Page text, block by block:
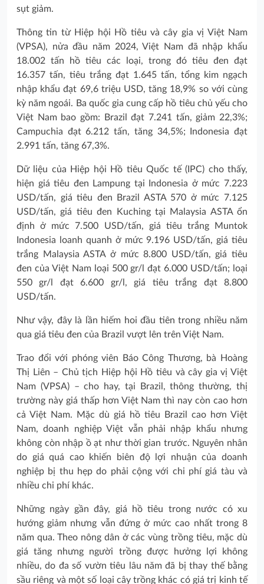
sụt giảm.
Thông tin từ Hiệp hội Hồ tiêu và cây gia vị Việt Nam
(VPSA), nửa đầu năm 2024, Việt Nam đã nhập khẩu
18.002 tấn hồ tiêu các loại, trong đó tiêu đen đạt
16.357 tấn, tiêu trắng đạt 1.645 tấn, tổng kim ngạch
nhập khẩu đạt 69,6 triệu USD, tăng 18,9% so với cùng
kỳ năm ngoái. Ba quốc gia cung cấp hồ tiêu chủ yếu cho
Việt Nam bao gồm: Brazil đạt 7.241 tấn, giảm 22,3%;
Campuchia đạt 6.212 tấn, tăng 34,5%; Indonesia đạt
2.991 tấn, tăng 67,3%.
Dữ liệu của Hiệp hội Hồ tiêu Quốc tế (IPC) cho thấy,
hiện giá tiêu đen Lampung tại Indonesia ở mức 7.223
USD/tấn, giá tiêu đen Brazil ASTA 570 ở mức 7.125
USD/tấn, giá tiêu đen Kuching tại Malaysia ASTA ổn
định ở mức 7.500 USD/tấn, giá tiêu trắng Muntok
Indonesia loanh quanh ở mức 9.196 USD/tấn, giá tiêu
trắng Malaysia ASTA ở mức 8.800 USD/tấn, giá tiêu
đen của Việt Nam loại 500 gr/l đạt 6.000 USD/tấn; loại
550 gr/l đạt 6.600 gr/l, giá tiêu trắng đạt 8.800
USD/tấn.
Như vậy, đây là lần hiếm hoi đầu tiên trong nhiều năm
qua giá tiêu đen của Brazil vượt lên trên Việt Nam.
Trao đổi với phóng viên Báo Công Thương, bà Hoàng
Thị Liên – Chủ tịch Hiệp hội Hồ tiêu và cây gia vị Việt
Nam (VPSA) – cho hay, tại Brazil, thông thường, thị
trường này giá thấp hơn Việt Nam thì nay còn cao hơn
cả Việt Nam. Mặc dù giá hồ tiêu Brazil cao hơn Việt
Nam, doanh nghiệp Việt vẫn phải nhập khẩu nhưng
không còn nhập ồ ạt như thời gian trước. Nguyên nhân
do giá quá cao khiến biên độ lợi nhuận của doanh
nghiệp bị thu hẹp do phải cộng với chi phí giá tàu và
nhiều chi phí khác.
Những ngày gần đây, giá hồ tiêu trong nước có xu
hướng giảm nhưng vẫn đứng ở mức cao nhất trong 8
năm qua. Theo nông dân ở các vùng trồng tiêu, mặc dù
giá tăng nhưng người trồng được hưởng lợi không
nhiều, do đa số vườn tiêu lâu năm đã bị thay thế bằng
sầu riêng và một số loại cây trồng khác có giá trị kinh tế